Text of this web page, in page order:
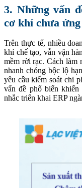
3. Những vấn
cơ khí chưa
Trên thực tế, nhiều
khí chế tạo, vẫn vận
mềm rời rạc. Cách làm
nhanh chóng bộc lộ
yêu cầu kiểm soát chi
vấn đề phổ biến khiến
nhắc triển khai ERP